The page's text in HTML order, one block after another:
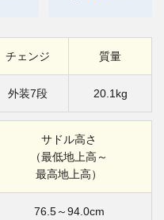
チェンジ 質量
外装7段 20.1kg
サドル高さ
（最低地上高～
最高地上高）
76.5～94.0cm